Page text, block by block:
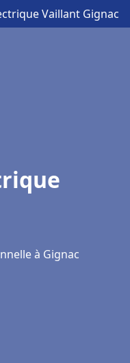
Vaillant Gignac
à Gignac